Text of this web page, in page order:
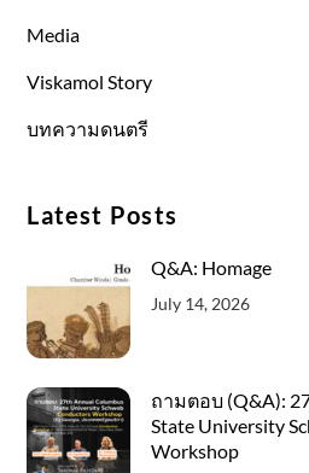
Media
Viskamol Story
บทความดนตรี
Latest Posts
Q&A: Homage
July 14, 2026
ถามตอบ (Q&A):
State University
Workshop